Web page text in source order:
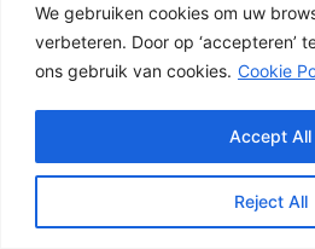
We gebruiken cookies om uw
verbeteren. Door op ‘accepteren’
ons gebruik van cookies. Cookie
Reject All
Accept All
Een goede schutting begint bij
Wilt u zo min mogelijk
betonschutting of hout-beton
slimme keuze. Ook de
schutting en de aanwezigheid
hebben invloed op de beste